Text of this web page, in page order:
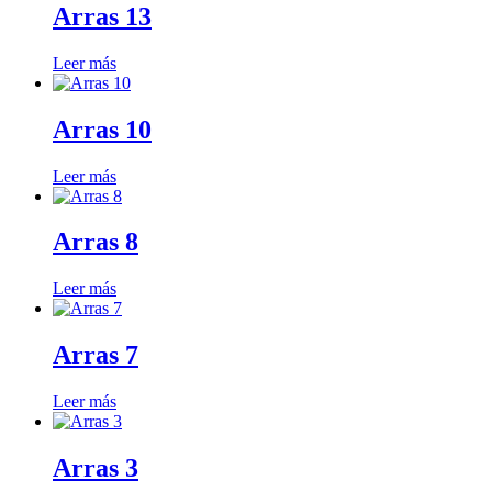
Arras 13
Leer más
Arras 10
Leer más
Arras 8
Leer más
Arras 7
Leer más
Arras 3